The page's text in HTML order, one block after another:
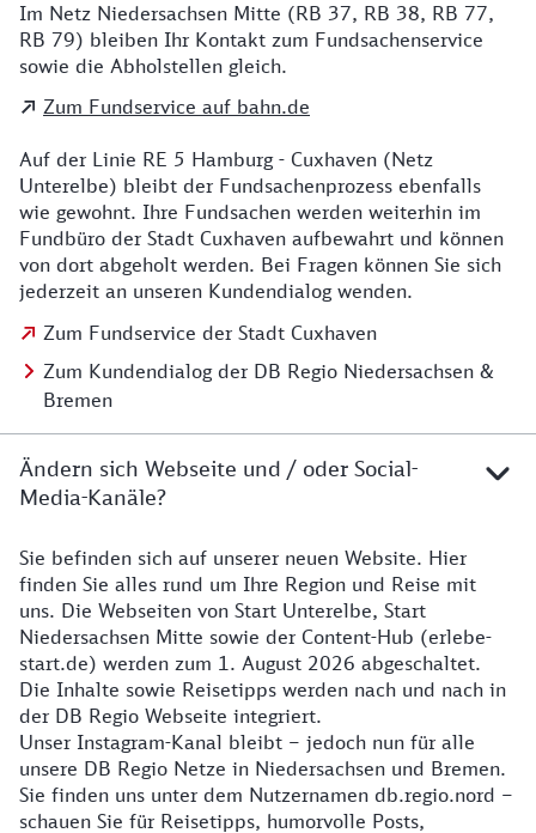
Details zu Kontakt
Im Netz Niedersachsen Mitte (RB 37, RB 38, RB 77,
RB 79) bleiben Ihr Kontakt zum Fundsachenservice
sowie die Abholstellen gleich.
Zum Fundservice auf bahn.de
Auf der Linie RE 5 Hamburg - Cuxhaven (Netz
Unterelbe) bleibt der Fundsachenprozess ebenfalls
wie gewohnt. Ihre Fundsachen werden weiterhin im
Fundbüro der Stadt Cuxhaven aufbewahrt und können
von dort abgeholt werden. Bei Fragen können Sie sich
jederzeit an unseren Kundendialog wenden.
Zum Fundservice der Stadt Cuxhaven
Zum Kundendialog der DB Regio Niedersachsen &
Bremen
Ändern sich Webseite und / oder Social-
Media-Kanäle?
Details zur Website
Sie befinden sich auf unserer neuen Website. Hier
finden Sie alles rund um Ihre Region und Reise mit
uns. Die Webseiten von Start Unterelbe, Start
Niedersachsen Mitte sowie der Content-Hub (erlebe-
start.de) werden zum 1. August 2026 abgeschaltet.
Die Inhalte sowie Reisetipps werden nach und nach in
der DB Regio Webseite integriert.
Unser Instagram-Kanal bleibt – jedoch nun für alle
unsere DB Regio Netze in Niedersachsen und Bremen.
Sie finden uns unter dem Nutzernamen db.regio.nord –
schauen Sie für Reisetipps, humorvolle Posts,